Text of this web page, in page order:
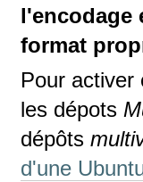
l'encodage
format
Pour activer
les dépots
dépôts
d'une